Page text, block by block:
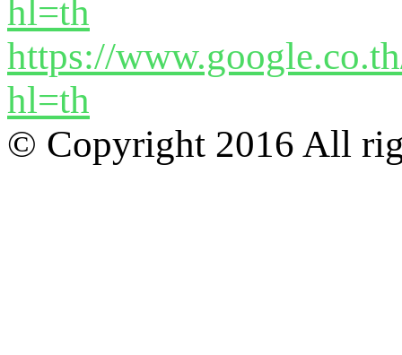
https://
hl=th
© Copyright 2016 All